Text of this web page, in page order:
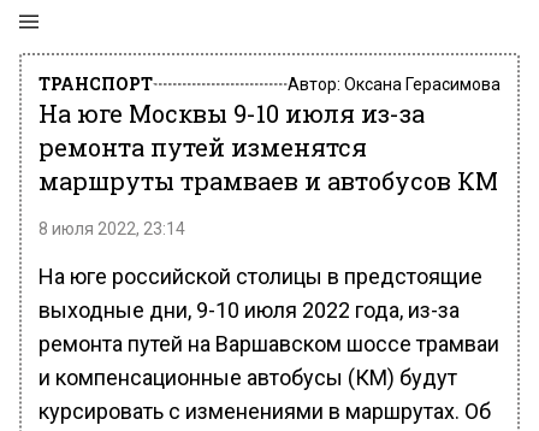
ТРАНСПОРТ Автор: Оксана Герасимова
На юге Москвы 9-10 июля из-за
ремонта путей изменятся
маршруты трамваев и автобусов КМ
8 июля 2022, 23:14
На юге российской столицы в предстоящие
выходные дни, 9-10 июля 2022 года, из-за
ремонта путей на Варшавском шоссе трамваи
и компенсационные автобусы (КМ) будут
курсировать с изменениями в маршрутах. Об